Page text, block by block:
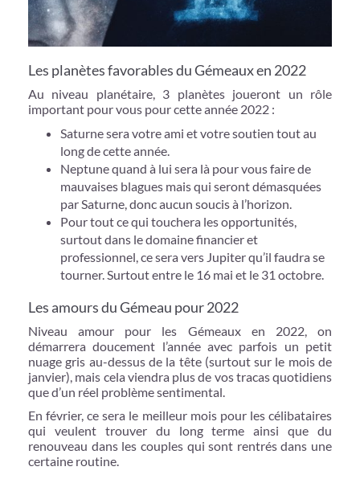
Les planètes favorables du Gémeaux en 2022
Au niveau planétaire, 3 planètes joueront un rôle
important pour vous pour cette année 2022 :
Saturne sera votre ami et votre soutien tout au
long de cette année.
Neptune quand à lui sera là pour vous faire de
mauvaises blagues mais qui seront démasquées
par Saturne, donc aucun soucis à l’horizon.
Pour tout ce qui touchera les opportunités,
surtout dans le domaine financier et
professionnel, ce sera vers Jupiter qu’il faudra se
tourner. Surtout entre le 16 mai et le 31 octobre.
Les amours du Gémeau pour 2022
Niveau amour pour les Gémeaux en 2022, on
démarrera doucement l’année avec parfois un petit
nuage gris au-dessus de la tête (surtout sur le mois de
janvier), mais cela viendra plus de vos tracas quotidiens
que d’un réel problème sentimental.
En février, ce sera le meilleur mois pour les célibataires
qui veulent trouver du long terme ainsi que du
renouveau dans les couples qui sont rentrés dans une
certaine routine.